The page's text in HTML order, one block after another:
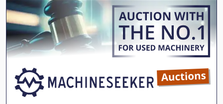
Gkt 60
Gx 11 Ff
Gyártó Gép
Hajtogató Gép Tartozékok
Hsc 20 Linear